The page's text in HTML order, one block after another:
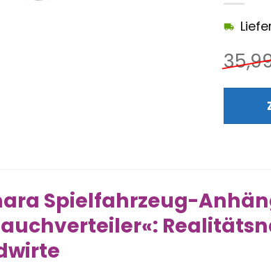
Spielfahrzeug-